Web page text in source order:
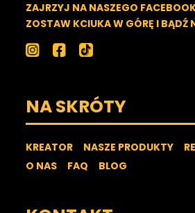
ZAJRZYJ NA NASZEGO
ZOSTAW KCIUKA W GÓRĘ I BĄDŹ
NA SKRÓTY
KREATOR NASZE PRODUKTY
O NAS
FAQ BLOG